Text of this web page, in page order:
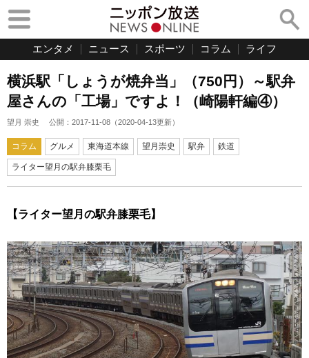
エンタメ ニュース スポーツ コラム ライフ
横浜駅「しょうが焼弁当」（750円）～駅弁
屋さんの「工場」ですよ！（崎陽軒編④）
望月 崇史 公開： 2017-11-08 （2020-04-13更新）
コラム グルメ 東海道本線 望月崇史 駅弁 鉄道
ライター望月の駅弁膝栗毛
【ライター望月の駅弁膝栗毛】